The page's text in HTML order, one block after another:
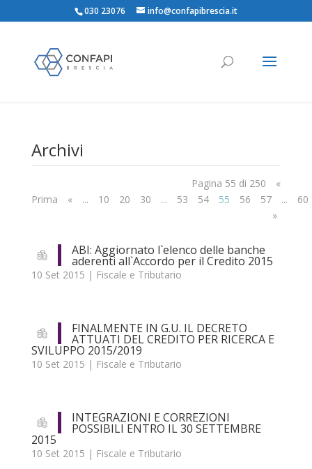
030 23076 info@confapibrescia.it
Αrchivi
Pagina 55 di 250
«
Prima
« ... 10 20 30 ... 53 54 55 56 57 ...
60
»
ABI: Aggiornato l`elenco delle banche
aderenti all`Accordo per il Credito 2015
10 Set 2015 | Fiscale e Tributario
FINALMENTE IN G.U. IL DECRETO
ATTUATI DEL CREDITO PER RICERCA E
SVILUPPO 2015/2019
10 Set 2015 | Fiscale e Tributario
INTEGRAZIONI E CORREZIONI
POSSIBILI ENTRO IL 30 SETTEMBRE
2015
10 Set 2015 | Fiscale e Tributario